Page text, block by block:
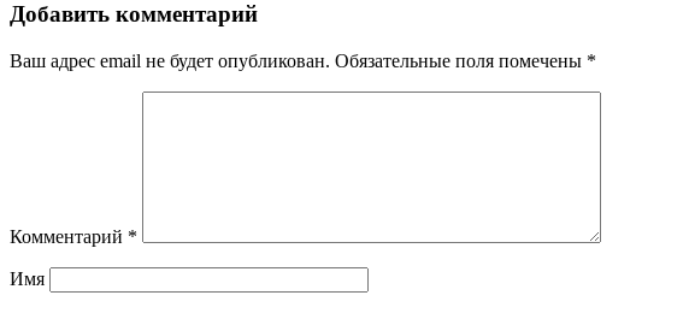
Добавить комментарий
Ваш адрес email не будет опубликован. Обязательные поля помечены *
Комментарий *
Имя